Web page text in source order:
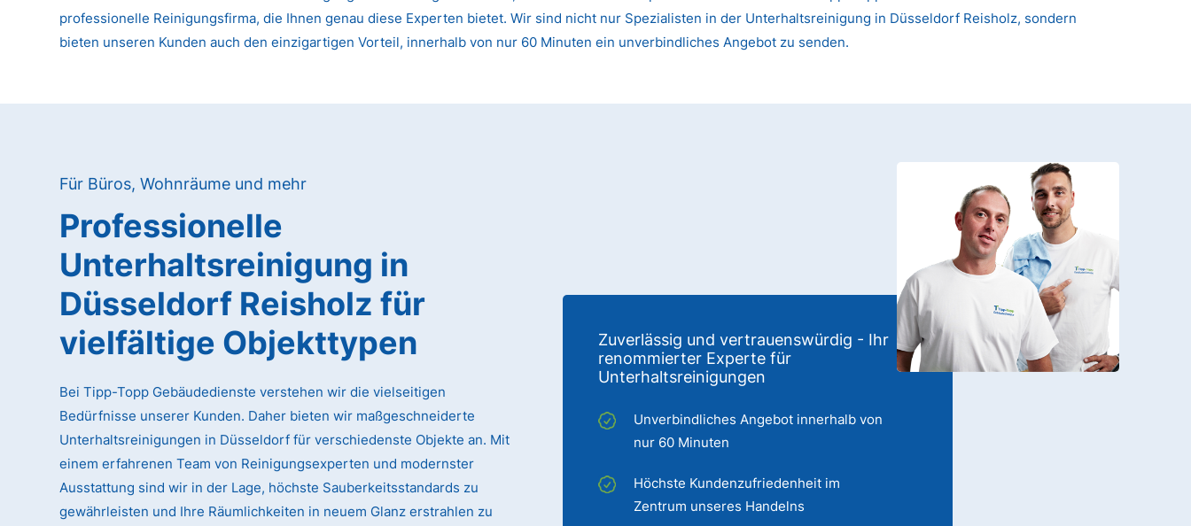
professionelle Reinigungsfirma, die Ihnen genau diese Experten bietet. Wir sind nicht nur Spezialisten in der Unterhaltsreinigung in Düsseldorf Reisholz, sondern
bieten unseren Kunden auch den einzigartigen Vorteil, innerhalb von nur 60 Minuten ein unverbindliches Angebot zu senden.
Für Büros, Wohnräume und mehr
Zuverlässig und vertrauenswürdig - Ihr
renommierter Experte für
Unterhaltsreinigungen
Unverbindliches Angebot innerhalb von
nur 60 Minuten
Höchste Kundenzufriedenheit im
Zentrum unseres Handelns
Professionelle
Unterhaltsreinigung in
Düsseldorf Reisholzfür
vielfältige Objekttypen
Bei Tipp-Topp Gebäudedienste verstehen wir die vielseitigen
Bedürfnisse unserer Kunden. Daher bieten wir maßgeschneiderte
Unterhaltsreinigungen in Düsseldorf für verschiedenste Objekte an. Mit
einem erfahrenen Team von Reinigungsexperten und modernster
Ausstattung sind wir in der Lage, höchste Sauberkeitsstandards zu
gewährleisten und Ihre Räumlichkeiten in neuem Glanz erstrahlen zu